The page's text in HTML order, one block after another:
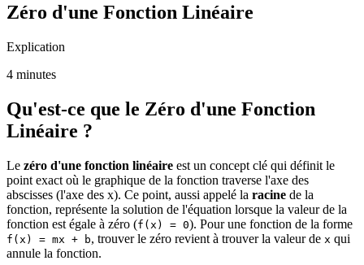
Zéro d'une Fonction Linéaire
Explication
4 minutes
Qu'est-ce que le Zéro d'une Fonction
Linéaire ?
Le zéro d'une fonction linéaire est un concept clé qui définit le
point exact où le graphique de la fonction traverse l'axe des
abscisses (l'axe des x). Ce point, aussi appelé la racine de la
fonction, représente la solution de l'équation lorsque la valeur de la
fonction est égale à zéro (f(x) = 0). Pour une fonction de la forme
f(x) = mx + b, trouver le zéro revient à trouver la valeur de x qui
annule la fonction.